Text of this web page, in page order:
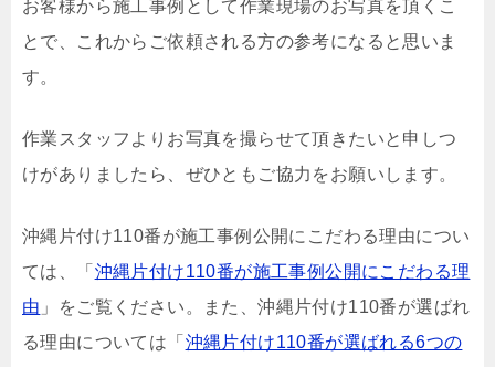
お客様から施工事例として作業現場のお写真を頂くこ
とで、これからご依頼される方の参考になると思いま
す。
作業スタッフよりお写真を撮らせて頂きたいと申しつ
けがありましたら、ぜひともご協力をお願いします。
沖縄片付け110番が施工事例公開にこだわる理由につい
ては、「 沖縄片付け110番が施工事例公開にこだわる理
由 」をご覧ください。また、沖縄片付け110番が選ばれ
る理由については「 沖縄片付け110番が選ばれる6つの